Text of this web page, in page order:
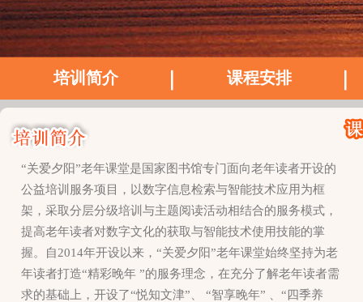
培训简介 课程安排
“关爱夕阳”老年课堂是国家图书馆专门面向老年读者开设的
公益培训服务项目，以数字信息检索与智能技术应用为框
架，采取分层分级培训与主题阅读活动相结合的服务模式，
提高老年读者对数字文化的获取与智能技术使用技能的掌
握。自2014年开设以来，“关爱夕阳”老年课堂始终坚持为老
年读者打造“精彩晚年 ”的服务理念，在充分了解老年读者需
求的基础上，开设了“悦知文津”、 “智享晚年” 、“四季养